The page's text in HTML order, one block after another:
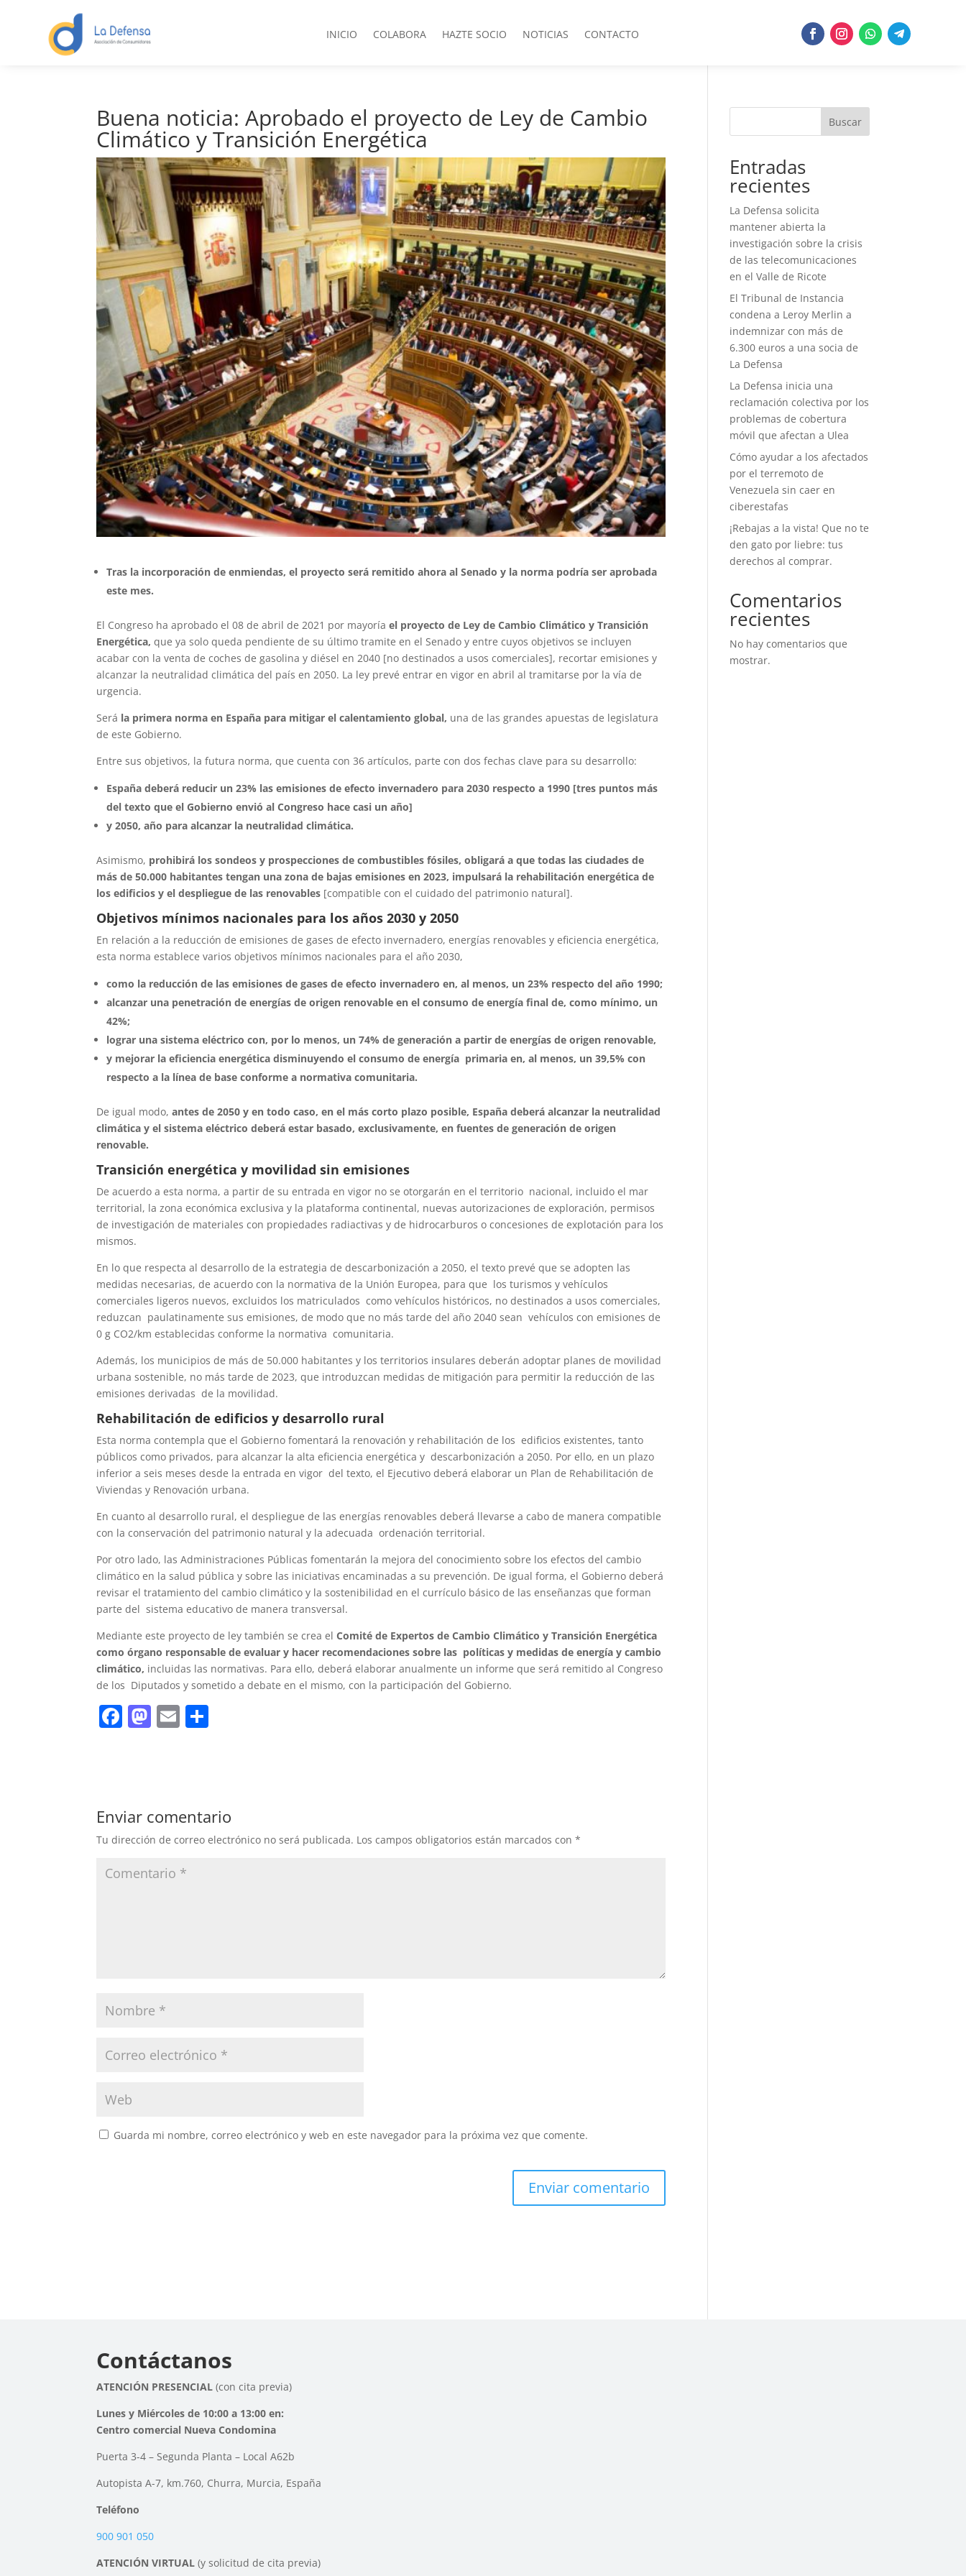
INICIO COLABORA HAZTE SOCIO NOTICIAS CONTACTO
Buena noticia: Aprobado el proyecto de Ley de Cambio
Climático y Transición Energética
Tras la incorporación de enmiendas, el proyecto será remitido ahora al Senado y la norma podría ser aprobada
este mes.
El Congreso ha aprobado el 08 de abril de 2021 por mayoríael proyecto de Ley de Cambio Climático y Transición
Energética, que ya solo queda pendiente de su último tramite en el Senado y entre cuyos objetivos se incluyen
acabar con la venta de coches de gasolina y diésel en 2040 [no destinados a usos comerciales], recortar emisiones y
alcanzar la neutralidad climática del país en 2050. La ley prevé entrar en vigor en abril al tramitarse por la vía de
urgencia.
Será la primera norma en España para mitigar el calentamiento global, una de las grandes apuestas de legislatura
de este Gobierno.
Entre sus objetivos, la futura norma, que cuenta con 36 artículos, parte con dos fechas clave para su desarrollo:
España deberá reducir un 23% las emisiones de efecto invernadero para 2030 respecto a 1990 [tres puntos más
del texto que el Gobierno envió al Congreso hace casi un año]
y 2050, año para alcanzar la neutralidad climática.
Asimismo, prohibirá los sondeos y prospecciones de combustibles fósiles, obligará a que todas las ciudades de
más de 50.000 habitantes tengan una zona de bajas emisiones en 2023, impulsará la rehabilitación energética de
los edificios y el despliegue de las renovables [compatible con el cuidado del patrimonio natural].
Objetivos mínimos nacionales para los años 2030 y 2050
En relación a la reducción de emisiones de gases de efecto invernadero, energías renovables y eficiencia energética,
esta norma establece varios objetivos mínimos nacionales para el año 2030,
como la reducción de las emisiones de gases de efecto invernadero en, al menos, un 23% respecto del año 1990;
alcanzar una penetración de energías de origen renovable en el consumo de energía final de, como mínimo, un
42%;
lograr una sistema eléctrico con, por lo menos, un 74% de generación a partir de energías de origen renovable,
y mejorar la eficiencia energética disminuyendo el consumo de energía primaria en, al menos, un 39,5% con
respecto a la línea de base conforme a normativa comunitaria.
De igual modo,antes de 2050 y en todo caso, en el más corto plazo posible, España deberá alcanzar la neutralidad
climática y el sistema eléctrico deberá estar basado, exclusivamente, en fuentes de generación de origen
renovable.
Transición energética y movilidad sin emisiones
De acuerdo a esta norma, a partir de su entrada en vigor no se otorgarán en el territorio nacional, incluido el mar
territorial, la zona económica exclusiva y la plataforma continental, nuevas autorizaciones de exploración, permisos
de investigación de materiales con propiedades radiactivas y de hidrocarburos o concesiones de explotación para los
mismos.
En lo que respecta al desarrollo de la estrategia de descarbonización a 2050, el texto prevé que se adopten las
medidas necesarias, de acuerdo con la normativa de la Unión Europea, para que los turismos y vehículos
comerciales ligeros nuevos, excluidos los matriculados como vehículos históricos, no destinados a usos comerciales,
reduzcan paulatinamente sus emisiones, de modo que no más tarde del año 2040 sean vehículos con emisiones de
0 g CO2/km establecidas conforme la normativa comunitaria.
Además, los municipios de más de 50.000 habitantes y los territorios insulares deberán adoptar planes de movilidad
urbana sostenible, no más tarde de 2023, que introduzcan medidas de mitigación para permitir la reducción de las
emisiones derivadas de la movilidad.
Rehabilitación de edificios y desarrollo rural
Esta norma contempla que el Gobierno fomentará la renovación y rehabilitación de los edificios existentes, tanto
públicos como privados, para alcanzar la alta eficiencia energética y descarbonización a 2050. Por ello, en un plazo
inferior a seis meses desde la entrada en vigor del texto, el Ejecutivo deberá elaborar un Plan de Rehabilitación de
Viviendas y Renovación urbana.
En cuanto al desarrollo rural, el despliegue de las energías renovables deberá llevarse a cabo de manera compatible
con la conservación del patrimonio natural y la adecuada ordenación territorial.
Por otro lado, las Administraciones Públicas fomentarán la mejora del conocimiento sobre los efectos del cambio
climático en la salud pública y sobre las iniciativas encaminadas a su prevención. De igual forma, el Gobierno deberá
revisar el tratamiento del cambio climático y la sostenibilidad en el currículo básico de las enseñanzas que forman
parte del sistema educativo de manera transversal.
Mediante este proyecto de ley también se crea elComité de Expertos de Cambio Climático y Transición Energética
como órgano responsable de evaluar y hacer recomendaciones sobre las políticas y medidas de energía y cambio
climático, incluidas las normativas. Para ello, deberá elaborar anualmente un informe que será remitido al Congreso
de los Diputados y sometido a debate en el mismo, con la participación del Gobierno.
F
b
o
o
k
M
d
o
n
E
ar
tir
Enviar comentario
Tu dirección de correo electrónico no será publicada. Los campos obligatorios están marcados con*
Guarda mi nombre, correo electrónico y web en este navegador para la próxima vez que comente.
Buscar
Entradas
recientes
La Defensa solicita
mantener abierta la
investigación sobre la crisis
de las telecomunicaciones
en el Valle de Ricote
El Tribunal de Instancia
condena a Leroy Merlin a
indemnizar con más de
6.300 euros a una socia de
La Defensa
La Defensa inicia una
reclamación colectiva por los
problemas de cobertura
móvil que afectan a Ulea
Cómo ayudar a los afectados
por el terremoto de
Venezuela sin caer en
ciberestafas
¡Rebajas a la vista! Que no te
den gato por liebre: tus
derechos al comprar.
Comentarios
recientes
No hay comentarios que
mostrar.
Contáctanos
ATENCIÓN PRESENCIAL(con cita previa)
Lunes y Miércoles de 10:00 a 13:00 en:
Centro comercial Nueva Condomina
Puerta 3-4 – Segunda Planta – Local A62b
Autopista A-7, km.760, Churra, Murcia, España
Teléfono
900 901 050
ATENCIÓN VIRTUAL(y solicitud de cita previa)